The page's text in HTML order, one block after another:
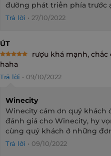
đường phát triển phía trước
Trả lời • 27/10/2022
ÚT
Rated5
out of 5
rượu khá mạnh,
haha
Trả lời • 09/10/2022
Winecity
Winecity cám ơn quý khách
đánh giá cho Winecity, hy
cùng quý khách ở những
Trả lời • 09/10/2022